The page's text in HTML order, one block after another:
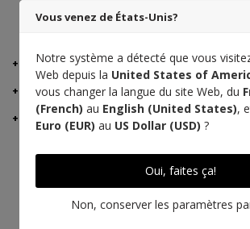
PAIEMENT EN 3 FOIS AVEC ALMA
DÉTAILS
CONSEILS DU FABRICANT
LIVRAISON ET RETOURS
Vous venez de États-Unis?
Notre système a détecté que vous
Web depuis la United States of
vous changer la langue du site Web, du
(French) au English (United States),
Euro (EUR) au US Dollar (USD) ?
Oui, faites ça!
Non, conserver les paramètres